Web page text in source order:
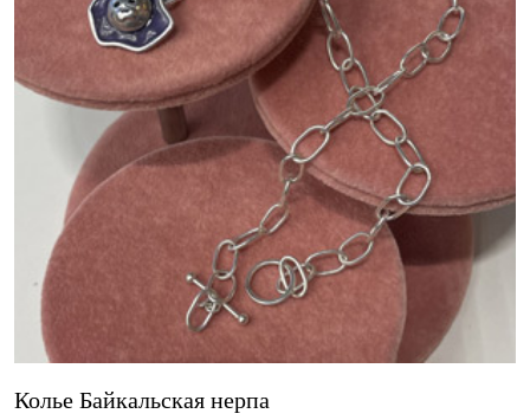
Колье Байкальская нерпа